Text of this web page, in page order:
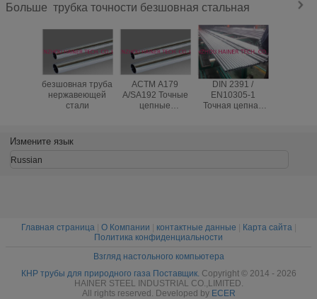
Больше трубка точности безшовная стальная
безшовная труба
нержавеющей
стали
АСТМ A179
A/SA192 Точные
цепные
DIN 2391 /
EN10305-1
Точная цепная
Измените язык
Russian
Главная страница| О Компании контактные данные Карта сайта|
Политика конфиденциальности
Взгляд настольного компьютера
КНР трубы для природного газа Поставщик. Copyright © 2014 - 2026
HAINER STEEL INDUSTRIAL CO.,LIMITED.
All rights reserved. Developed by ECER